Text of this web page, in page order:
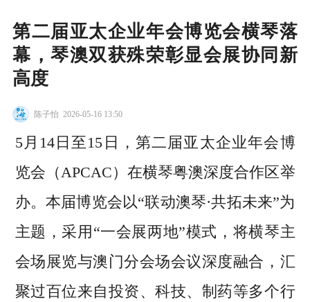
第二届亚太企业年会博览会横琴落
幕，琴澳双获殊荣彰显会展协同新
高度
陈子怡 2026-05-16 13:50
5月14日至15日，第二届亚太企业年会博
览会（APCAC）在横琴粤澳深度合作区举
办。本届博览会以“联动澳琴·共拓未来”为
主题，采用“一会展两地”模式，将横琴主
会场展览与澳门分会场会议深度融合，汇
聚过百位来自投资、科技、制药等多个行